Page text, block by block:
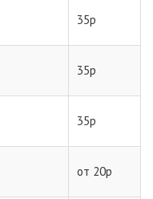
35р
35р
35р
от 20р